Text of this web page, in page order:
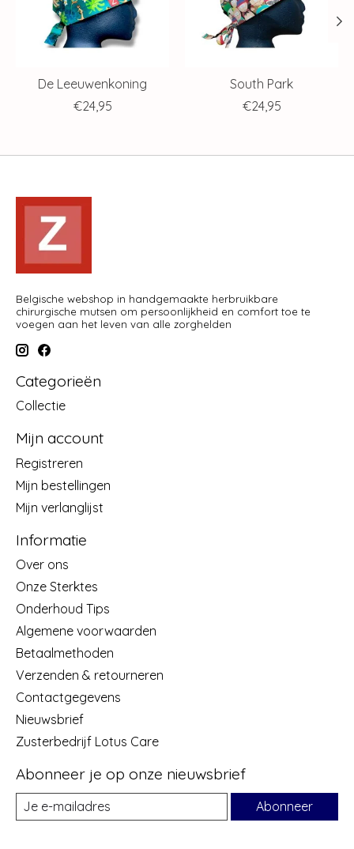
De Leeuwenkoning
€24,95
South Park
€24,95
Belgische webshop in handgemaakte herbruikbare
chirurgische mutsen om persoonlijkheid en comfort toe te
voegen aan het leven van alle zorghelden
Categorieën
Collectie
Mijn account
Registreren
Mijn bestellingen
Mijn verlanglijst
Informatie
Over ons
Onze Sterktes
Onderhoud Tips
Algemene voorwaarden
Betaalmethoden
Verzenden & retourneren
Contactgegevens
Nieuwsbrief
Zusterbedrijf Lotus Care
Abonneer je op onze nieuwsbrief
Abonneer